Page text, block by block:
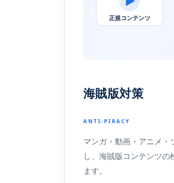
正規コンテンツ
海賊版対策
ANTI-PIRACY
マンガ・動画・アニメ
し、海賊版コンテンツ
ます。